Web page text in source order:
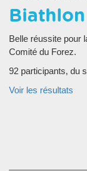
Biathlon
Belle réussite pour
Comité du Forez.
92 participants, du
Voir les résultats